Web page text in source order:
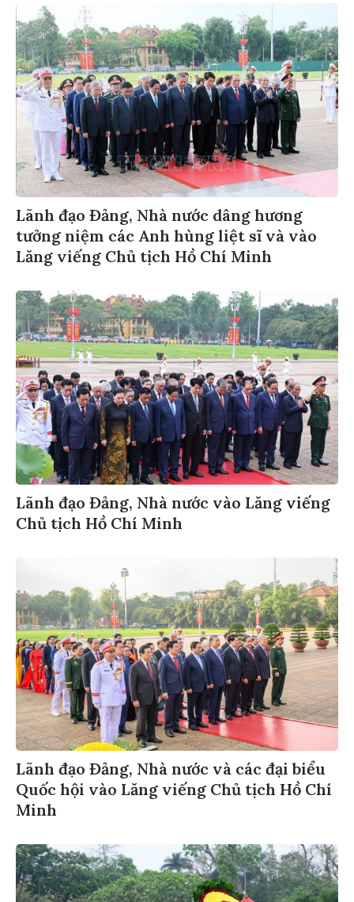
Lãnh đạo Đảng, Nhà nước dâng hương
tưởng niệm các Anh hùng liệt sĩ và vào
Lăng viếng Chủ tịch Hồ Chí Minh
Lãnh đạo Đảng, Nhà nước vào Lăng viếng
Chủ tịch Hồ Chí Minh
Lãnh đạo Đảng, Nhà nước và các đại biểu
Quốc hội vào Lăng viếng Chủ tịch Hồ Chí
Minh